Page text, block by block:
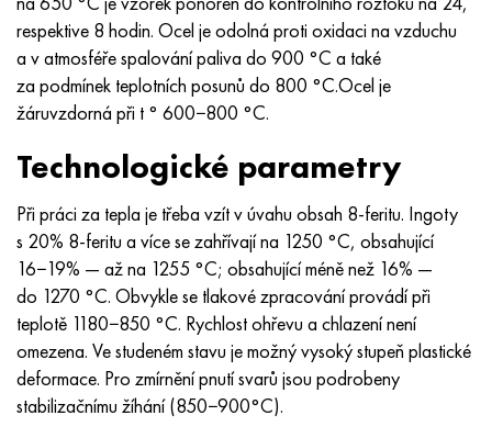
respektive 8 hodin. Ocel je odolná proti oxidaci na vzduchu
a v atmosféře spalování paliva do 900 °C a také
za podmínek teplotních posunů do 800 °C.Ocel je
žáruvzdorná při t ° 600−800 °С.
Technologické parametry
Při práci za tepla je třeba vzít v úvahu obsah 8-feritu. Ingoty
s 20% 8-feritu a více se zahřívají na 1250 °C, obsahující
16−19% — až na 1255 °C; obsahující méně než 16% —
do 1270 °C. Obvykle se tlakové zpracování provádí při
teplotě 1180−850 °C. Rychlost ohřevu a chlazení není
omezena. Ve studeném stavu je možný vysoký stupeň plastické
deformace. Pro zmírnění pnutí svarů jsou podrobeny
stabilizačnímu žíhání (850−900°C).